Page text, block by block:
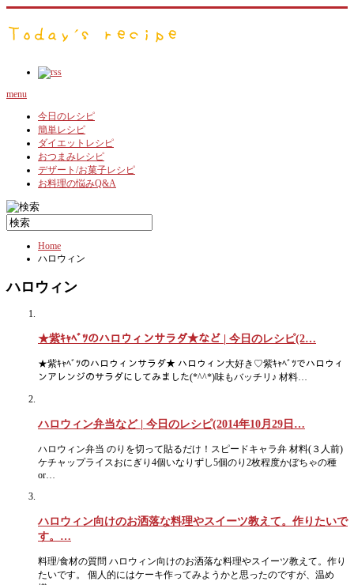
menu
今日のレシピ
簡単レシピ
ダイエットレシピ
おつまみレシピ
デザート/お菓子レシピ
お料理の悩みQ&A
Home
ハロウィン
ハロウィン
★紫ｷｬﾍﾞﾂのハロウィンサラダ★など | 今日のレシピ(2…
★紫ｷｬﾍﾞﾂのハロウィンサラダ★ ハロウィン大好き♡紫ｷｬﾍﾞﾂでハロウィ
ンアレンジのサラダにしてみました(*^^*)味もバッチリ♪ 材料…
ハロウィン弁当など | 今日のレシピ(2014年10月29日…
ハロウィン弁当 のりを切って貼るだけ！スピードキャラ弁 材料(３人前)
ケチャップライスおにぎり4個いなりずし5個のり2枚程度かぼちゃの種
or…
ハロウィン向けのお洒落な料理やスイーツ教えて。作りたいで
す。…
料理/食材の質問 ハロウィン向けのお洒落な料理やスイーツ教えて。作り
たいです。 個人的にはケーキ作ってみようかと思ったのですが、温め